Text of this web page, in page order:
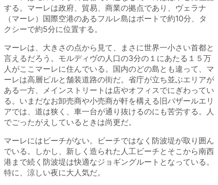
する。マーレは政府、貿易、商業の拠点であり、ヴェラナ
（マーレ）国際空港のあるフルレ島はボートで約10分、タ
クシーで約5分に位置する。
マーレは、大きさの点から見て、まさに世界一小さい首都と
言えるだろう。モルディヴの人口の3分の１にあたる１５万
人がここマーレに住んでいる。国内のどの島とも違って、マ
ーレは高層ビルと舗装道路の街だ。省庁が立ち並ぶエリアが
ある一方、メインストリートは店やオフィスでにぎわってい
る。いまだなお卸売商や小売商が軒を構える旧バザールエリ
アでは、道は狭く、車一台が通り抜けるのにも苦労する。人
でごったがえしているときは尚更だ。
マーレにはビーチがない。ビーチではなく防波堤が取り囲ん
でいる。しかし、新しく造られた人工ビーチとそこから南西
港まで続く防波堤は快適なジョギングルートとなっている。
特に、涼しい夜に大人気だ。